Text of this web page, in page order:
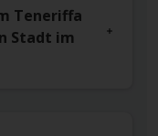
Teneriffa
Stadt im